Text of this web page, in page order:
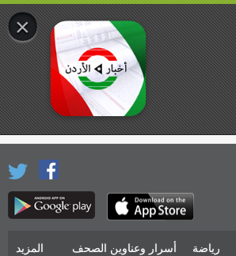
رياضة أسرار وعناوين الصحف المزيد
×